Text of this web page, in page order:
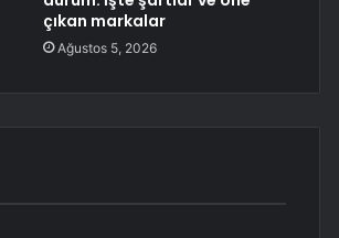
çıkan markalar
Ağustos 5, 2026